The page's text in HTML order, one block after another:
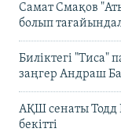
Самат Смақов
болып
Биліктегі "Тиса"
заңгер Андраш
АҚШ сенаты Тодд
бекітті